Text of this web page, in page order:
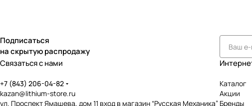
Подписаться
на скрытую распродажу
Связаться с нами
+7 (843) 206-04-82
kazan@lithium-store.ru
ул. Проспект Ямашева, дом 11 вход в магазин “Русская Механика”
Каталог
Акции
Бренды